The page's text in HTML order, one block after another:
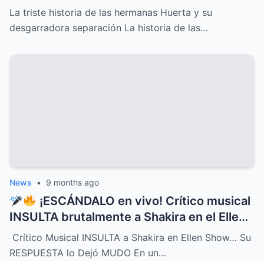
nadie vio venir, conflictos familiares
ocultos, secretos dolorosos y un drama
La triste historia de las hermanas Huerta y su
desgarradora separación La historia de las…
News • 9 months ago
¡ESCÁNDALO en vivo! Crítico musical
INSULTA brutalmente a Shakira en el Ellen
Show, pero la respuesta de la cantante fue
tan contundente y brillante que dejó al
Crítico Musical INSULTA a Shakira en Ellen Show… Su
RESPUESTA lo Dejó MUDO En un…